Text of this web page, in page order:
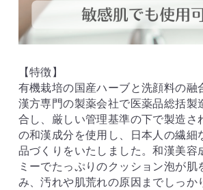
【特徴】
有機栽培の国産ハーブと洗顔料の融
漢方専門の製薬会社で医薬品総括製
合し、厳しい管理基準の下で製造さ
の和漢成分を使用し、日本人の繊細
品づくりをいたしました。和漢美容
ミーでたっぷりのクッション泡が肌
み、汚れや肌荒れの原因までしっか